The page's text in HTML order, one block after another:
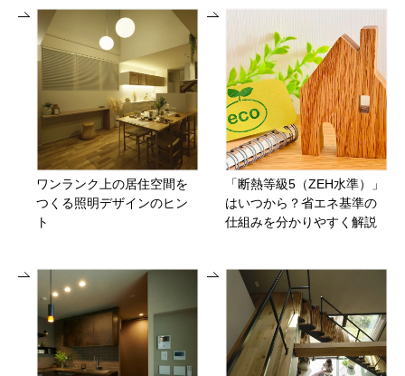
ワンランク上の居住空間を
つくる照明デザインのヒン
ト
「断熱等級5（ZEH水準）」
はいつから？省エネ基準の
仕組みを分かりやすく解説